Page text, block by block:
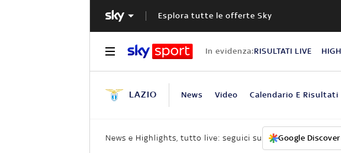
Esplora tutte le offerte Sky
In evidenza:RISULTATI LIVE
LAZIO News Video Calendario E Risultati
News e Highlights, tutto live: seguici su Google Discover